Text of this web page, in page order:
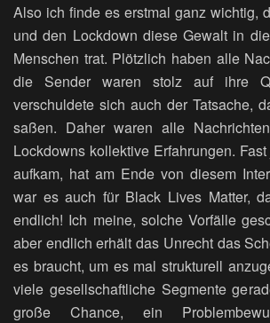
Also ich finde es erstmal ganz wichtig,
und den Lockdown diese Gewalt in
Menschen trat. Plötzlich haben alle
die Sender waren stolz auf ihre
verschuldete sich auch der Tatsache,
saßen. Daher waren alle
Lockdowns kollektive Erfahrungen.
aufkam, hat am Ende von diesem
war es auch für Black Lives Matter,
endlich! Ich meine, solche Vorfälle
aber endlich erhält das Unrecht das
es braucht, um es mal strukturell
viele gesellschaftliche Segmente
große Chance, ein